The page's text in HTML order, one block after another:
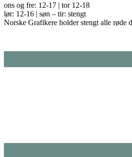
ons og fre: 12-17 | tor 12-18
lør: 12-16 | søn – tir: stengt
Norske Grafikere holder stengt alle røde